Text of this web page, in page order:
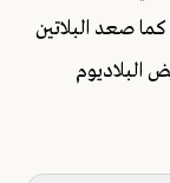
للأوقية، كما صعد البلاتين
انخفض البلاديوم